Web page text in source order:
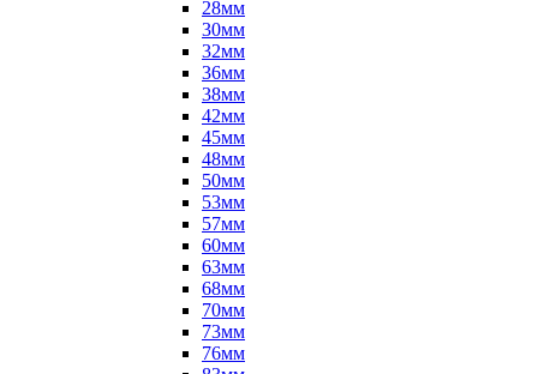
28мм
30мм
32мм
36мм
38мм
42мм
45мм
48мм
50мм
53мм
57мм
60мм
63мм
68мм
70мм
73мм
76мм